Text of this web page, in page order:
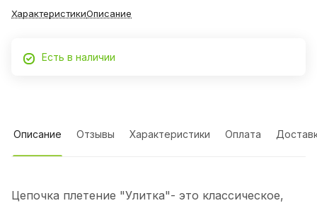
ХарактеристикиОписание
Есть в наличии
Описание Отзывы Характеристики Оплата
Цепочка плетение "Улитка"- это классическое,